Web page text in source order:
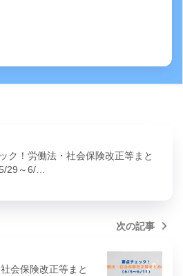
ク！労働法・社会保険改正等まと
29～6/…
次の記事
会保険改正等まと